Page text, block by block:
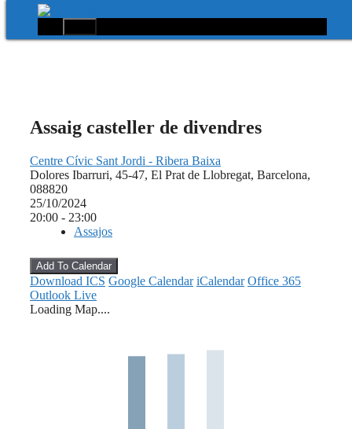
Assaig casteller de divendres
Centre Cívic Sant Jordi - Ribera Baixa
Dolores Ibarruri, 45-47, El Prat de Llobregat, Barcelona,
088820
25/10/2024
20:00 - 23:00
Assajos
Add To Calendar
Download ICS Google Calendar iCalendar Office 365
Outlook Live
Loading Map....